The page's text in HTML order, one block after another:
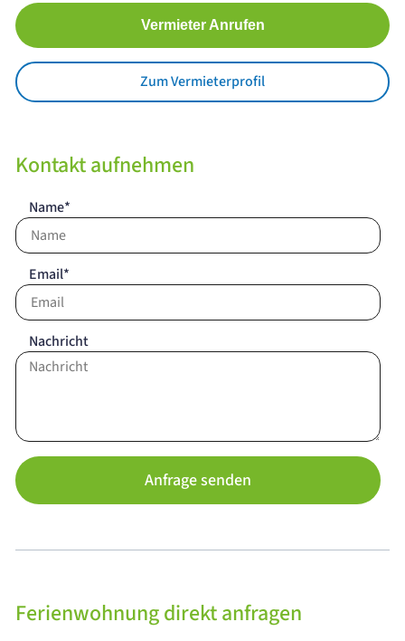
Vermieter Anrufen
Zum Vermieterprofil
Kontakt aufnehmen
Name*
Email*
Nachricht
Anfrage senden
Ferienwohnung direkt anfragen